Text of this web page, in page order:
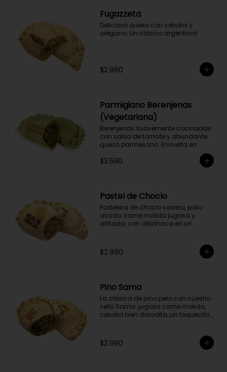
Fugazzeta
Delicioso queso con cebolla y
orégano. Un clásico argentiino!
$2.990
Parmigiano Berenjenas
(Vegetariana)
Berenjenas suavemente cocinadas
con salsa de tomate y abundante
queso parmesano. Envuelta en
$3.590
Pastel de Choclo
Pastelera de choclo casera, pollo
asado, carne molida jugosa y
aliñada, con albahaca en un
$2.990
Pino Sama
La clásica de pino pero con nuestro
sello Sama: jugosa carne molida,
cebolla bien doradita, un toquecito
que no podía faltar la aceituna y el
huevo, porque tradición siempre
$2.990